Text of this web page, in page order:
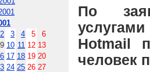
2 3 4 5
6
9 10 11 12 13
17 18 19 20
24 25 26 27
По
Hotmail
человек